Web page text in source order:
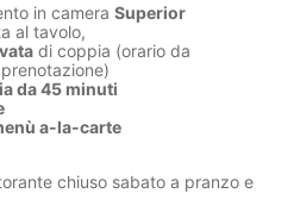
in camera Superior
al tavolo,
di coppia (orario da
da 45 minuti
a-la-carte
chiuso sabato a pranzo e